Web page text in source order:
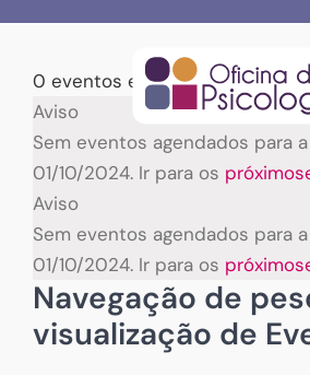
content0 eventos encontrados.
Eventos
for
01/10/2024
Aviso
Sem eventos agendados para
01/10/2024. Ir para os
Aviso
Sem eventos agendados para
01/10/2024. Ir para os
Navegação de
visualização de